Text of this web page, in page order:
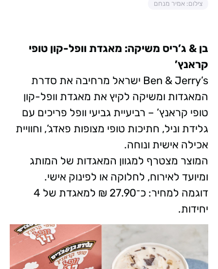
צילום: אמיר מנחם
בן & ג’ריס משיקה: מאגדת וופל-קון טופי
קראנץ’
Ben & Jerry’s ישראל מרחיבה את סדרת
המאגדות ומשיקה לקיץ את מאגדת וופל-קון
טופי קראנץ’ – רביעיית גביעי וופל פריכים עם
גלידת וניל, חתיכות טופי מצופות פאדג’, וחוויית
אכילה אישית ונוחה.
המוצר מצטרף למגוון המאגדות של המותג
ומיועד לאירוח, לחלוקה או לפינוק אישי.
דוגמה למחיר: כ־27.90 ₪ למאגדת של 4
יחידות.